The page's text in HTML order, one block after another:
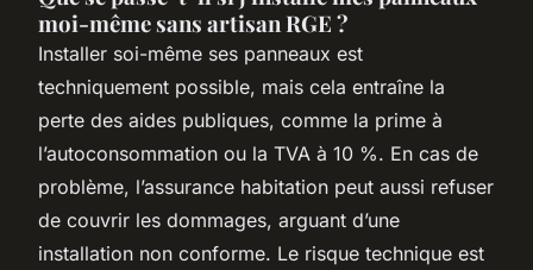
moi-même sans artisan RGE ?
Installer soi-même ses panneaux est
techniquement possible, mais cela entraîne la
perte des aides publiques, comme la prime à
l’autoconsommation ou la TVA à 10 %. En cas de
problème, l’assurance habitation peut aussi refuser
de couvrir les dommages, arguant d’une
installation non conforme. Le risque technique est